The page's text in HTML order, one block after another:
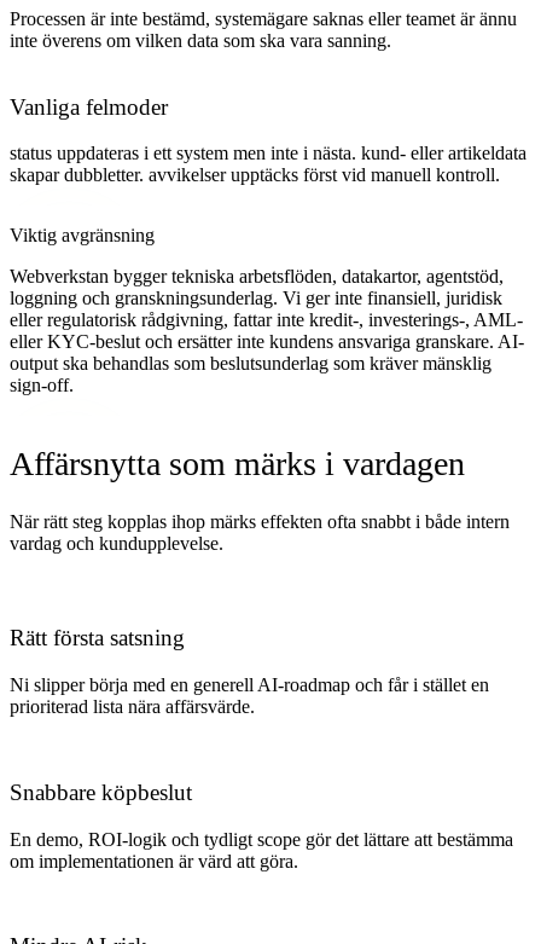
Processen är inte bestämd, systemägare saknas eller teamet är ännu
inte överens om vilken data som ska vara sanning.
Vanliga felmoder
status uppdateras i ett system men inte i nästa. kund- eller artikeldata
skapar dubbletter. avvikelser upptäcks först vid manuell kontroll.
Viktig avgränsning
Webverkstan bygger tekniska arbetsflöden, datakartor, agentstöd,
loggning och granskningsunderlag. Vi ger inte finansiell, juridisk
eller regulatorisk rådgivning, fattar inte kredit-, investerings-, AML-
eller KYC-beslut och ersätter inte kundens ansvariga granskare. AI-
output ska behandlas som beslutsunderlag som kräver mänsklig
sign-off.
Affärsnytta som märks i vardagen
När rätt steg kopplas ihop märks effekten ofta snabbt i både intern
vardag och kundupplevelse.
Rätt första satsning
Ni slipper börja med en generell AI-roadmap och får i stället en
prioriterad lista nära affärsvärde.
Snabbare köpbeslut
En demo, ROI-logik och tydligt scope gör det lättare att bestämma
om implementationen är värd att göra.